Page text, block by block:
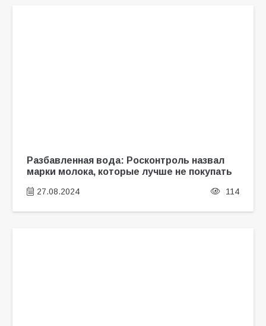
Разбавленная вода: Росконтроль назвал
марки молока, которые лучше не покупать
27.08.2024 114